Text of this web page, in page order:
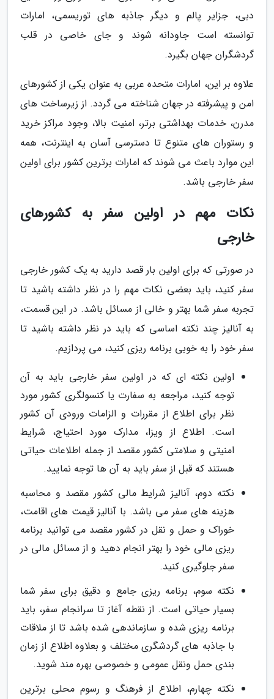
دبی، جزایر پالم و دیگر جاذبه های توریسمی، امارات
توانسته است جاودانه شوند و جای خاصی در قلب
گردشگران جهان بگیرد.
علاوه بر این، امارات متحده عربی به عنوان یکی از کشورهای
امن و پیشرفته در جهان شناخته می گردد. از زیرساخت های
مدرن، خدمات بهداشتی برتر، امنیت بالا، وجود مراکز خرید
و رستوران های متنوع تا دسترسی آسان به اینترنت، همه
این موارد باعث می شوند که امارات برترین کشور برای اولین
سفر خارجی باشد.
نکات مهم در اولین سفر به کشورهای
خارجی
در صورتی که برای اولین بار قصد دارید به یک کشور خارجی
سفر کنید، باید بعضی نکات مهم را در نظر داشته باشید تا
تجربه سفر شما بهتر و خالی از مسائل باشد. در این قسمت،
به آنالیز چند نکته اساسی که باید در نظر داشته باشید تا
سفر خود را به خوبی برنامه ریزی کنید، می پردازیم.
اولین نکته ای که در اولین سفر خارجی باید به آن
توجه کنید، مراجعه به سفارت یا کنسولگری کشور مورد
نظر برای اطلاع از مقررات و الزامات ورودی آن کشور
است. اطلاع از ویزا، مدارک مورد احتیاج، شرایط
امنیتی و سلامتی کشور مقصد از جمله اطلاعات حیاتی
هستند که قبل از سفر باید به آن ها توجه نمایید.
نکته دوم، آنالیز شرایط مالی کشور مقصد و محاسبه
هزینه های سفر می باشد. با آنالیز قیمت های اقامت،
خوراک و حمل و نقل در کشور مقصد می توانید برنامه
ریزی مالی خود را بهتر انجام دهید و از مسائل مالی در
سفر جلوگیری کنید.
نکته سوم، برنامه ریزی جامع و دقیق برای سفر شما
بسیار حیاتی است. از نقطه آغاز تا سرانجام سفر، باید
برنامه ریزی شده و سازماندهی شده باشد تا از ملاقات
با جاذبه های گردشگری مختلف و بعلاوه اطلاع از زمان
بندی حمل ونقل عمومی و خصوصی بهره مند شوید.
نکته چهارم، اطلاع از فرهنگ و رسوم محلی برترین